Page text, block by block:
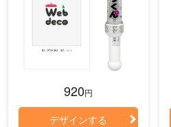
920円
デザインする